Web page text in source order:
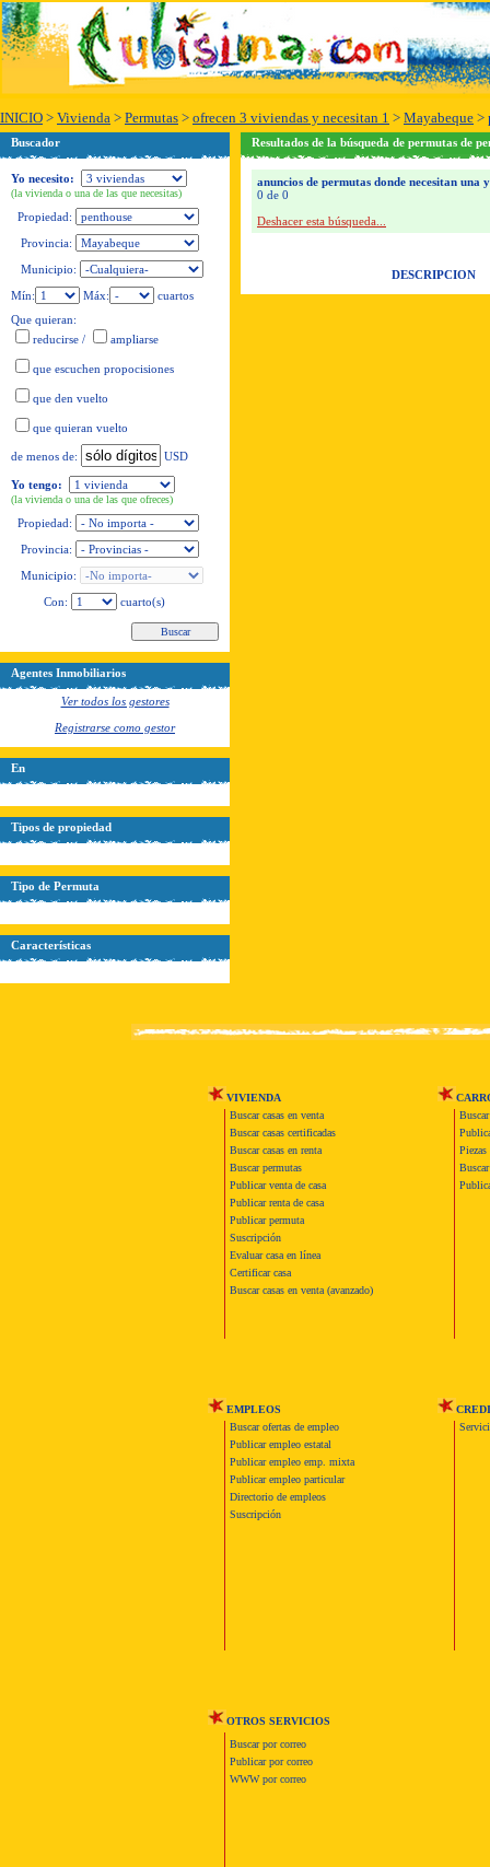
INICIO > Vivienda > Permutas > ofrecen 3 viviendas y necesitan 1 > Mayabeque >
Buscador
Yo necesito:
(la vivienda o una de las que necesitas)
Propiedad:
Provincia:
Municipio:
Mín:
Máx:
cuartos
Que quieran:
reducirse / ampliarse
que escuchen propocisiones
que den vuelto
que quieran vuelto
de menos de: USD
Yo tengo:
(la vivienda o una de las que ofreces)
Propiedad:
Provincia:
Municipio:
Con:
cuarto(s)
Agentes Inmobiliarios
Ver todos los gestores
Registrarse como gestor
En
Tipos de propiedad
Tipo de Permuta
Características
Resultados de la búsqueda de permutas de
anuncios de permutas donde necesitan una
0 de 0
Deshacer esta búsqueda...
DESCRIPCION
VIVIENDA
Buscar casas en venta
Buscar casas certificadas
Buscar casas en renta
Buscar permutas
Publicar venta de casa
Publicar renta de casa
Publicar permuta
Suscripción
Evaluar casa en línea
Certificar casa
Buscar casas en venta (avanzado)
Piezas
EMPLEOS
Buscar ofertas de empleo
Publicar empleo estatal
Publicar empleo emp. mixta
Publicar empleo particular
Directorio de empleos
Suscripción
OTROS SERVICIOS
Buscar por correo
Publicar por correo
WWW por correo